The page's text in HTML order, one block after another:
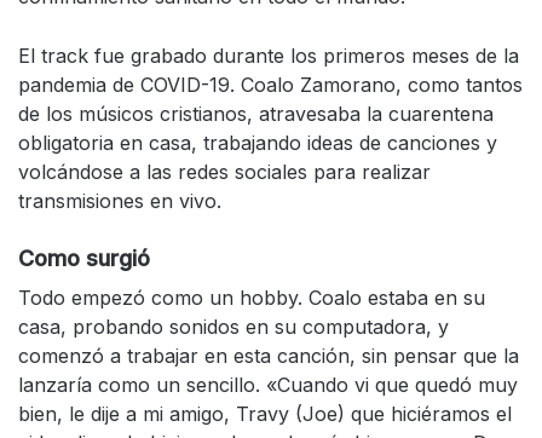
El track fue grabado durante los primeros meses de la
pandemia de COVID-19. Coalo Zamorano, como tantos
de los músicos cristianos, atravesaba la cuarentena
obligatoria en casa, trabajando ideas de canciones y
volcándose a las redes sociales para realizar
transmisiones en vivo.
Como surgió
Todo empezó como un hobby. Coalo estaba en su
casa, probando sonidos en su computadora, y
comenzó a trabajar en esta canción, sin pensar que la
lanzaría como un sencillo. «Cuando vi que quedó muy
bien, le dije a mi amigo, Travy (Joe) que hiciéramos el